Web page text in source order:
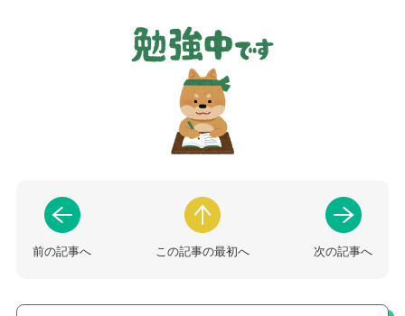
前の記事へ この記事の最初へ 次の記事へ